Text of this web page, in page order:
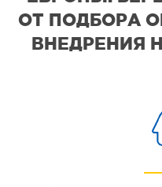
ОТ ПОДБОРА
ВНЕДРЕНИЯ